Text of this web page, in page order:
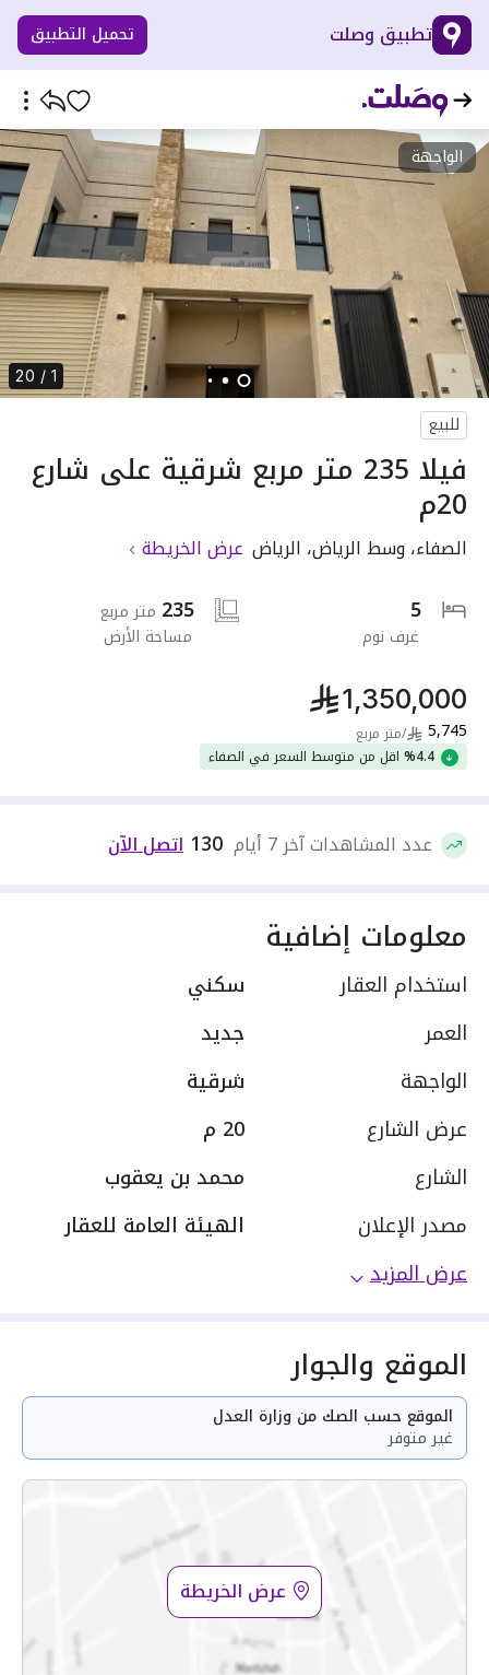
تطبيق وصلت تحميل التطبيق
الواجهة
1 / 20
للبيع
فيلا 235 متر مربع شرقية على شارع
20م
الصفاء، وسط الرياض، الرياض عرض الخريطة
5
غرف نوم
235 متر مربع
مساحة الأرض
1,350,000
5,745
/متر مربع
%4.4 اقل من متوسط السعر في الصفاء
عدد المشاهدات آخر 7 أيام 130 اتصل الآن
معلومات إضافية
استخدام العقار
سكني
العمر
جديد
الواجهة
شرقية
عرض الشارع
20 م
الشارع
محمد بن يعقوب
مصدر الإعلان
الهيئة العامة للعقار
عرض المزيد
الموقع والجوار
الموقع حسب الصك من وزارة العدل
غير متوفر
عرض الخريطة